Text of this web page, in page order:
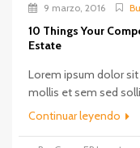
9 marzo, 2016
10 Things Your
Estate
Lorem ipsum dolor
mollis et sem sed
Continuar leyendo